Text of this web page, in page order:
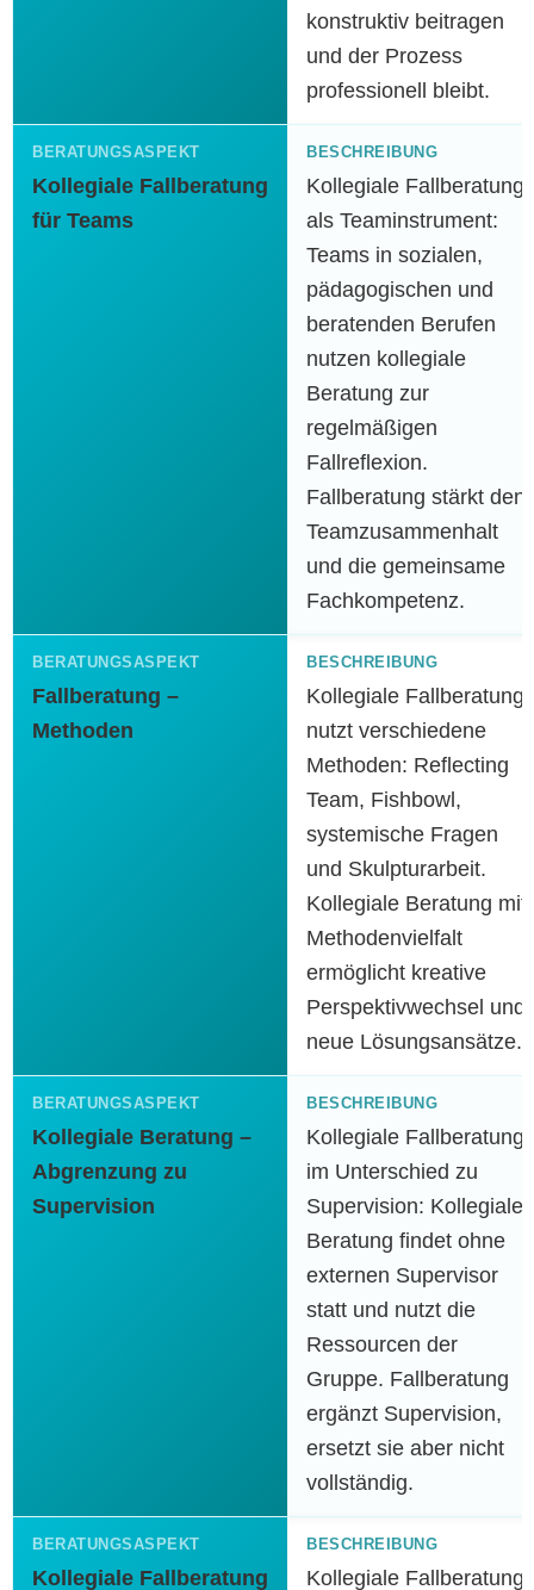
konstruktiv beitragen
und der Prozess
professionell bleibt.
Kollegiale Fallberatung
für Teams
Kollegiale Fallberatung
als Teaminstrument:
Teams in sozialen,
pädagogischen und
beratenden Berufen
nutzen kollegiale
Beratung zur
regelmäßigen
Fallreflexion.
Fallberatung stärkt den
Teamzusammenhalt
und die gemeinsame
Fachkompetenz.
Fallberatung –
Methoden
Kollegiale Fallberatung
nutzt verschiedene
Methoden: Reflecting
Team, Fishbowl,
systemische Fragen
und Skulpturarbeit.
Kollegiale Beratung mit
Methodenvielfalt
ermöglicht kreative
Perspektivwechsel und
neue Lösungsansätze.
Kollegiale Beratung –
Abgrenzung zu
Supervision
Kollegiale Fallberatung
im Unterschied zu
Supervision: Kollegiale
Beratung findet ohne
externen Supervisor
statt und nutzt die
Ressourcen der
Gruppe. Fallberatung
ergänzt Supervision,
ersetzt sie aber nicht
vollständig.
Kollegiale Fallberatung Kollegiale Fallberatung